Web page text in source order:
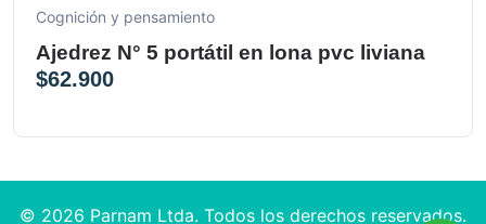
Cognición y pensamiento
Ajedrez N° 5 portátil en lona pvc liviana
$62.900
© 2026 Parnam Ltda. Todos los derechos reservados.